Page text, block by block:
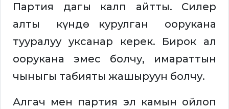
Партия дагы калп айтты. Силер
алты күндө курулган оорукана
тууралуу уксанар керек. Бирок ал
оорукана эмес болчу, имараттын
чыныгы табияты жашыруун болчу.
Алгач мен партия эл камын ойлоп